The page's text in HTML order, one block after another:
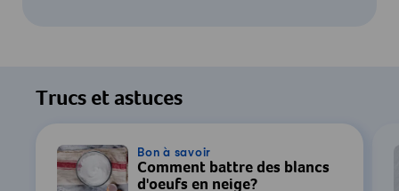
consentement au traitement des données
par YouTube est requis. Pour plus de
confidentialité
Trucs et astuces
Bon à savoir
Comment battre des blancs
d'oeufs en neige?